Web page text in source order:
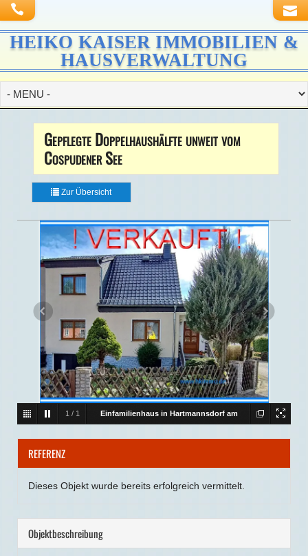
HEIKO KAISER IMMOBILIEN &
HAUSVERWALTUNG
Gepflegte Doppelhaushälfte unweit vom
Cospudener See
Zur Übersicht
1 / 1 Einfamilienhaus in Hartmannsdorf am
REFERENZ
Dieses Objekt wurde bereits erfolgreich vermittelt.
Objekt­beschreibung